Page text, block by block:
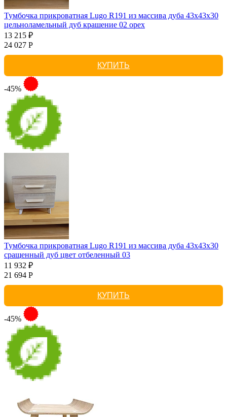
Тумбочка прикроватная Lugo R191 из массива дуба 43х43х30
цельноламельный дуб крашение 02 орех
13 215 ₽
24 027 Р
КУПИТЬ
-45%
Тумбочка прикроватная Lugo R191 из массива дуба 43х43х30
сращенный дуб цвет отбеленный 03
11 932 ₽
21 694 Р
КУПИТЬ
-45%